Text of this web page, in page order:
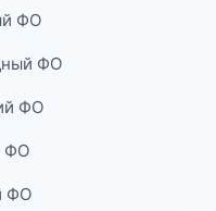
ФО
ФО
ФО
ФО
ФО